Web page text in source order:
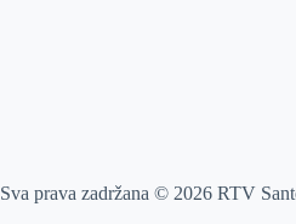
Sva prava zadržana © 2026 RTV